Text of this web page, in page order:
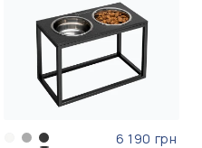
6 190 грн